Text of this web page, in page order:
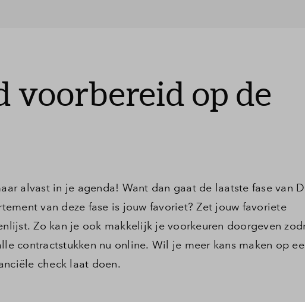
voorbereid op de
alvast in je agenda! Want dan gaat de laatste fase van
van deze fase is jouw favoriet? Zet jouw favoriete
Zo kan je ook makkelijk je voorkeuren doorgeven
contractstukken nu online. Wil je meer kans maken op
check laat doen.